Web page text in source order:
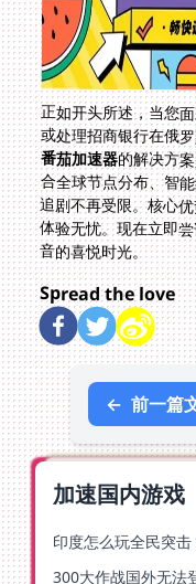
正如开头所述，当您
或处理招商银行在俄
番茄加速器的解决方
合全球节点
追剧不再受
体验无忧。
音的喜悦时光。
Spread the love
← 前一篇
加速国内游戏